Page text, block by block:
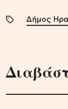
Δήμος